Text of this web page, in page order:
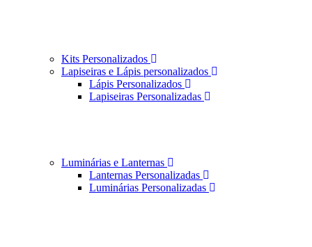
Kits Personalizados
Lapiseiras e Lápis personalizados
Lápis Personalizados
Lapiseiras Personalizadas
Luminárias e Lanternas
Lanternas Personalizadas
Luminárias Personalizadas